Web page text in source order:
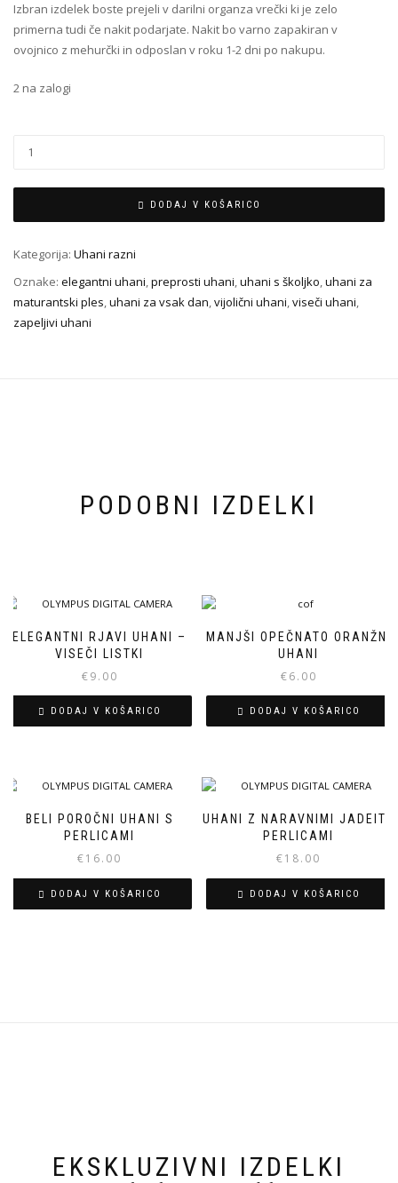
Izbran izdelek boste prejeli v darilni organza vrečki ki je zelo
primerna tudi če nakit podarjate. Nakit bo varno zapakiran v
ovojnico z mehurčki in odposlan v roku 1-2 dni po nakupu.
2 na zalogi
DODAJ V KOŠARICO
Kategorija: Uhani razni
Oznake: elegantni uhani,preprosti uhani,uhani s školjko,uhani za
maturantski ples,uhani za vsak dan,vijolični uhani,viseči uhani,
zapeljivi uhani
PODOBNI IZDELKI
ELEGANTNI RJAVI UHANI –
VISEČI LISTKI
€9.00
DODAJ V KOŠARICO
MANJŠI OPEČNATO ORANŽNI
UHANI
€6.00
DODAJ V KOŠARICO
BELI POROČNI UHANI S
PERLICAMI
€16.00
DODAJ V KOŠARICO
UHANI Z NARAVNIMI JADEITE
PERLICAMI
€18.00
DODAJ V KOŠARICO
EKSKLUZIVNI IZDELKI